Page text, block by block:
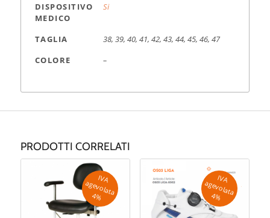
DISPOSITIVO
MEDICO
Si
TAGLIA
38, 39, 40, 41, 42, 43, 44, 45, 46, 47
COLORE
–
PRODOTTI CORRELATI
IV
A
a
g
e
v
o
la
ta
4
%
IV
A
a
g
e
v
o
la
ta
4
%